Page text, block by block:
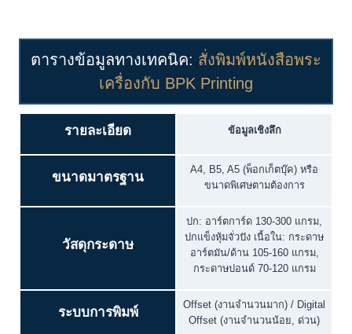
ตารางข้อมูลทางเทคนิค: สั่งพิมพ์หนังสือพระ
เครื่องกับ BPK Printing
รายละเอียด ข้อมูลเชิงลึก
ขนาดมาตรฐาน
A4, B5, A5 (พ็อกเก็ตบุ๊ค) หรือ
ขนาดพิเศษตามต้องการ
วัสดุกระดาษ
ปก: อาร์ตการ์ด 130-300 แกรม,
ปกแข็งหุ้มจั่วปัง เนื้อใน: กระดาษ
อาร์ตมัน/ด้าน 105-160 แกรม,
กระดาษปอนด์ 70-120 แกรม
ระบบการพิมพ์
Offset (งานจำนวนมาก) / Digital
Offset (งานจำนวนน้อย, ด่วน)